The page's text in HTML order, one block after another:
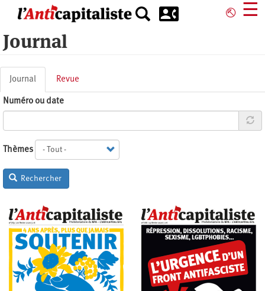
principal
⎋ ☰
Journal
Onglets
principaux
Journal (onglet
actif)
Revue
Numéro ou date
Thèmes
Rechercher